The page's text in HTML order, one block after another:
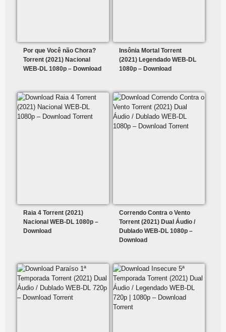
Por que Você não Chora?
Torrent (2021) Nacional
WEB-DL 1080p – Download
Insônia Mortal Torrent
(2021) Legendado WEB-DL
1080p – Download
Raia 4 Torrent (2021)
Nacional WEB-DL 1080p –
Download
Correndo Contra o Vento
Torrent (2021) Dual Áudio /
Dublado WEB-DL 1080p –
Download